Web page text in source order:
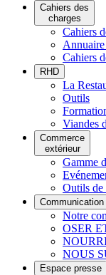
Cahiers des
charges
Cahiers
Cahiers
RHD
La
Outils
Viandes
Commerce
extérieur
Gamme
Outils de
Communication
Notre
OSER
NOUS
Espace presse